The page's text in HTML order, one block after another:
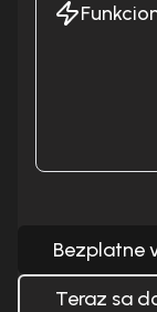
Bezplatne
Teraz sa